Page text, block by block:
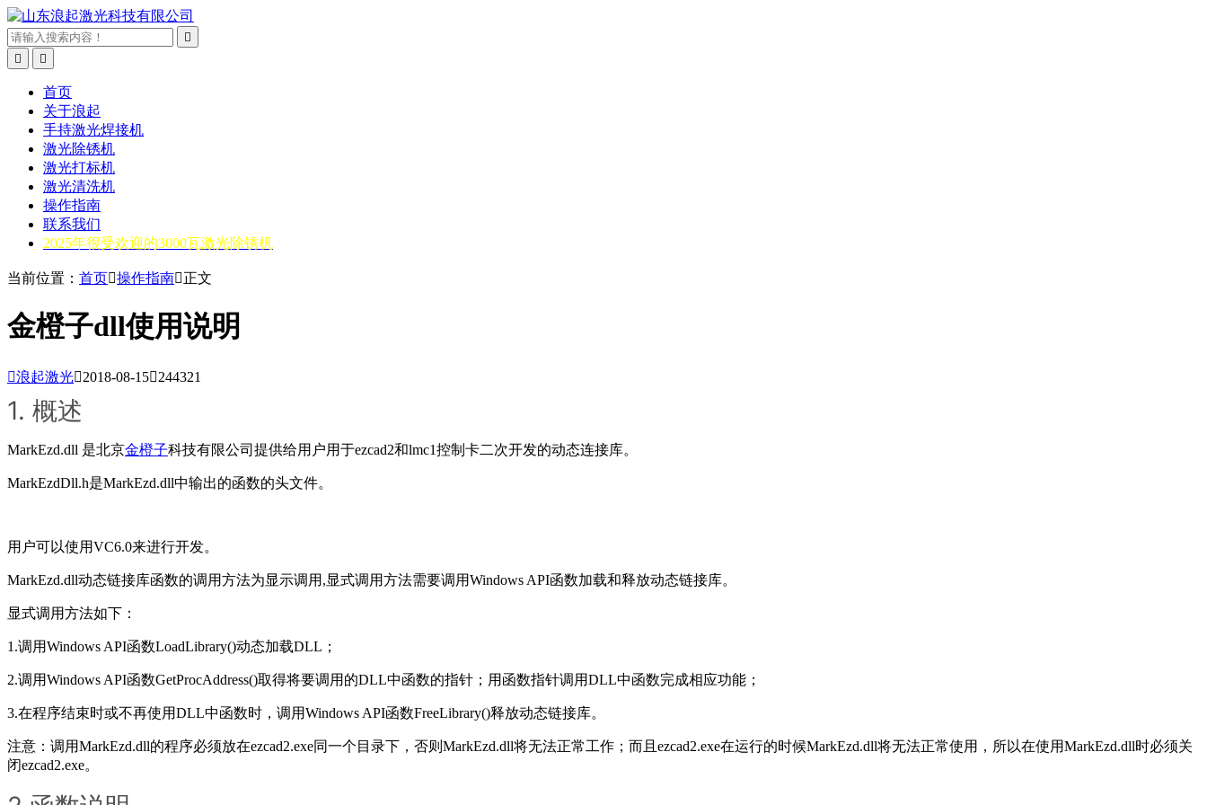



首页
关于浪起
手持激光焊接机
激光除锈机
激光打标机
激光清洗机
操作指南
联系我们
2025年很受欢迎的3000瓦激光除锈机
当前位置： 首页操作指南正文
金橙子dll使用说明
浪起激光2018-08-15244321
1. 概述
MarkEzd.dll 是北京金橙子科技有限公司提供给用户用于ezcad2和lmc1控制卡二次开发的动态连接库。
MarkEzdDll.h是MarkEzd.dll中输出的函数的头文件。
用户可以使用VC6.0来进行开发。
MarkEzd.dll动态链接库函数的调用方法为显示调用,显式调用方法需要调用Windows API函数加载和释放动态链接库。
显式调用方法如下：
1.调用Windows API函数LoadLibrary()动态加载DLL；
2.调用Windows API函数GetProcAddress()取得将要调用的DLL中函数的指针；用函数指针调用DLL中函数完成相应功能；
3.在程序结束时或不再使用DLL中函数时，调用Windows API函数FreeLibrary()释放动态链接库。
注意：调用MarkEzd.dll的程序必须放在ezcad2.exe同一个目录下，否则MarkEzd.dll将无法正常工作；而且ezcad2.exe在运行的时候MarkEzd.dll将无法正常使用，所以在使用MarkEzd.dll时必须关
闭ezcad2.exe。